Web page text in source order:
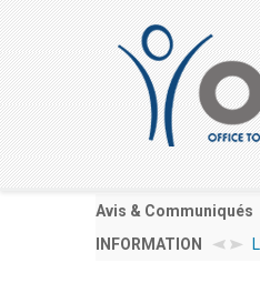
Avis & Communiqués
AMI N° 001/2026/OTR/CG/
INFORMATION